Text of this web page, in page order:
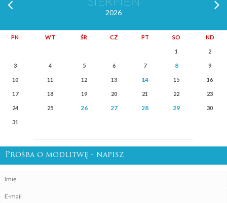
2026
PN WT ŚR CZ PT SO ND
1 2
3 4 5 6 7 8 9
10 11 12 13 14 15 16
17 18 19 20 21 22 23
24 25 26 27 28 29 30
31
Prośba o modlitwę - napisz